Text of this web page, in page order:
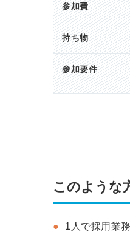
参加費
持ち物
参加要件
このような
1人で採用業